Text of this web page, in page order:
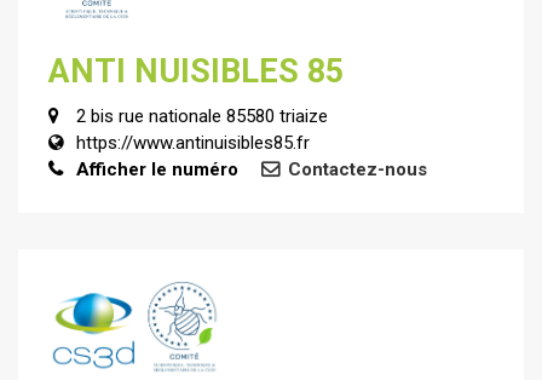
ANTI NUISIBLES 85
2 bis rue nationale 85580 triaize
https://www.antinuisibles85.fr
Afficher le numéro
Contactez-nous